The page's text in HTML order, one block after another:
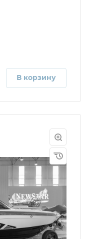
В корзину